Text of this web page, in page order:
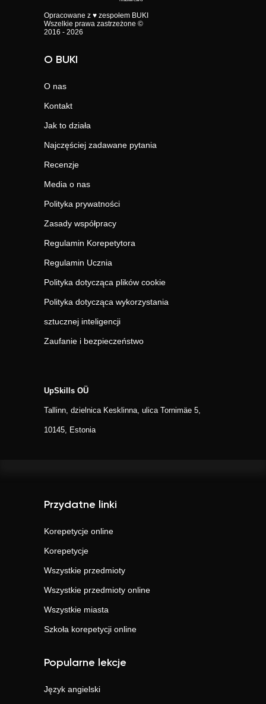
Opracowane z ♥ zespołem BUKI
Wszelkie prawa zastrzeżone ©
2016 - 2026
O BUKI
O nas
Kontakt
Jak to działa
Najczęściej zadawane pytania
Recenzje
Media o nas
Polityka prywatności
Zasady współpracy
Regulamin Korepetytora
Regulamin Ucznia
Polityka dotycząca plików cookie
Polityka dotycząca wykorzystania
sztucznej inteligencji
Zaufanie i bezpieczeństwo
UpSkills OÜ
Tallinn, dzielnica Kesklinna, ulica Tornimäe 5,
10145, Estonia
Przydatne linki
Korepetycje online
Korepetycje
Wszystkie przedmioty
Wszystkie przedmioty online
Wszystkie miasta
Szkoła korepetycji online
Popularne lekcje
Język angielski